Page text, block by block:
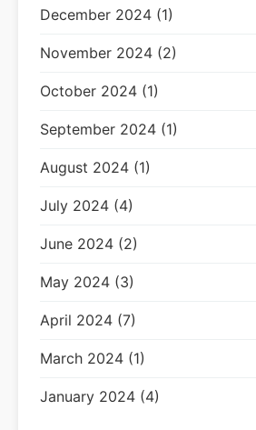
December 2024 (1)
November 2024 (2)
October 2024 (1)
September 2024 (1)
August 2024 (1)
July 2024 (4)
June 2024 (2)
May 2024 (3)
April 2024 (7)
March 2024 (1)
January 2024 (4)